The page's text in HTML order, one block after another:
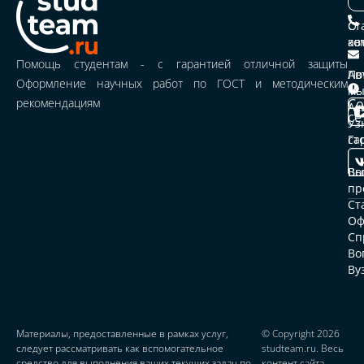
Помощь студентам - с гарантией отличной защиты
Оформление научных работ по ГОСТ и методическим
рекомендациям
О
мы
и
Материалы, предоставленные в рамках услуг,
следует рассматривать как вспомогательное
© Copyright 2026
studteam.ru. Весь